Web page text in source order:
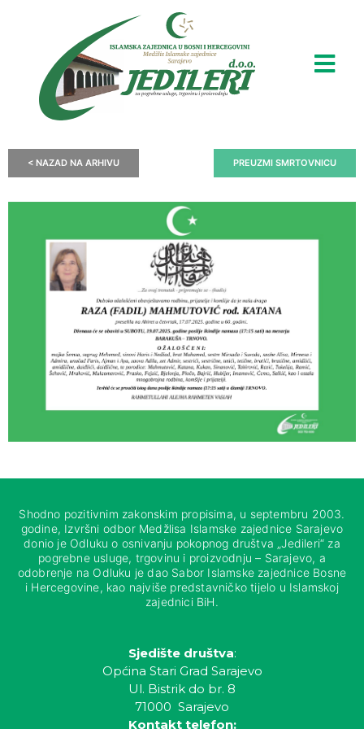
< NAZAD NA ARHIVU PREUZMI SMRTOVNICU
Shodno pozitivnim zakonskim propisima, u septembru 2003.
godine, Izvršni odbor Medžlisa Islamske zajednice Sarajevo
donio je Odluku o osnivanju pokopnog društva „Jedileri“ za
pogrebne usluge, trgovinu i proizvodnju – Sarajevo, a
odobrenje na Odluku je dao Sabor Islamske zajednice Bosne
i Hercegovine, kao najviše predstavničko tijelo u Islamskoj
zajednici BiH.
Sjedište društva:
Općina Stari Grad Sarajevo
Ul. Bistrik do br. 8
71000 Sarajevo
Kontakt telefon: